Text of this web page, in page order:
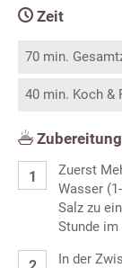
Zeit
70 min.
40 min. Koch &
Zubereitung
Zuerst
Wasser
Salz zu
Stunde
In der